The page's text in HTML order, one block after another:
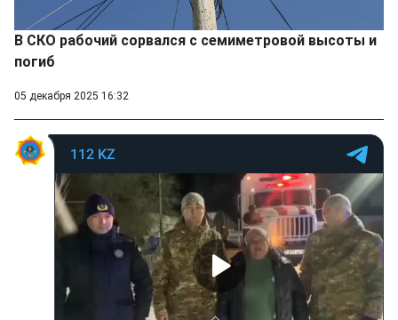
В СКО рабочий сорвался с семиметровой высоты и
погиб
05 декабря 2025 16:32